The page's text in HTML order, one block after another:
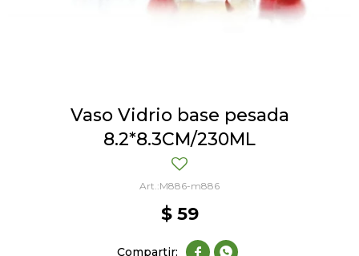
Vaso Vidrio base pesada
8.2*8.3CM/230ML
M886-m886
$ 59
 